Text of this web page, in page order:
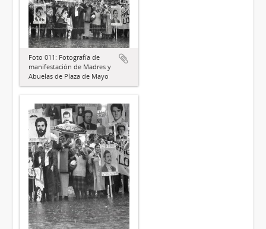
Foto 011: Fotografía de
manifestación de Madres y
Abuelas de Plaza de Mayo